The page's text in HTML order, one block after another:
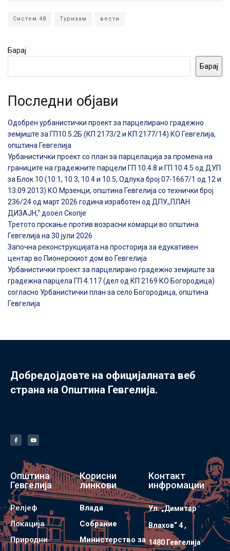
Систем 48 Туризам вести
Барај
Барај
Последни објави
Одобрен урбанистички проект за парцелирано градежно
земјиште за ГП10.5.2Б (КП 2173/2 и КП 2177/14) КО Гевгелија,
општина Гевгелија
Урбанистички проект со план за парцелација за промена на
границите на градежните парцели ГП 10.4.8 и ГП 10.4.5 од ДУП
за Блок 10 (10.1, 10.3, 10.4 и 10.5, Одлука број 07-1667/1 од 12 и
13.09.2013) КО Мрзенци, општина Гевгелија со технички број
236/24 од март 2026 година изработен од ДПУ,,ПЛАН
ДИЗАЈН,“ дооел Скопје
Третото прскање против возрасни комарци во општина
Гевгелија на 30 јули 2026
Започна реконструкцијата на просторија за едукативен
центар во Пионерскиот дом во Гевгелија
Урбанистички проект за парцелирано градежно земјиште за
градежна парцела ГП 4.117 (дел од КП 2169 КО Богородица)
согласно Урбанистички план за село Богородица, општина
Гевгелија
Добредојдовте на официјалната веб
страна на Општина Гевгелија.
Општина
Гевгелија
Релјеф
Локација
Природни
Корисни
линкови
Влада
Собрание
Министерство за
Контакт
инфромации
Ул. „Димитар
Влахов“ 4 ,
1480 Гевгелијa